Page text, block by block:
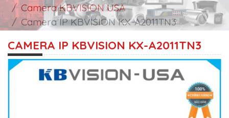
Camera KBVISION USA
Camera IP KBVISION KX-A2011TN3
CAMERA IP KBVISION KX-A2011TN3